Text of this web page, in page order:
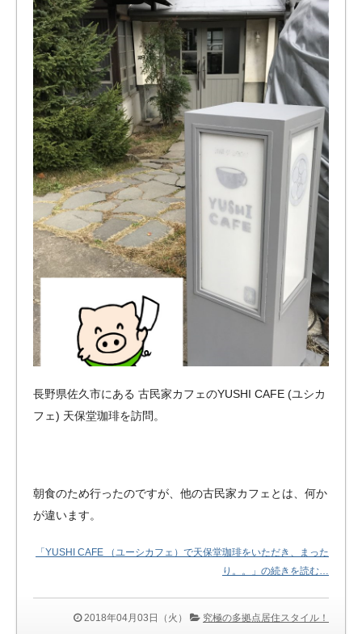
長野県佐久市にある 古民家カフェのYUSHI CAFE (ユシカ
フェ) 天保堂珈琲を訪問。
朝食のため行ったのですが、他の古民家カフェとは、何か
が違います。
「YUSHI CAFE （ユーシカフェ）で天保堂珈琲をいただき、まった
り。。」の続きを読む…
2018年04月03日（火） 究極の多拠点居住スタイル！